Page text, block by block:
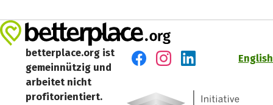
betterplace.org ist
gemeinnützig und
arbeitet nicht
profitorientiert.
English